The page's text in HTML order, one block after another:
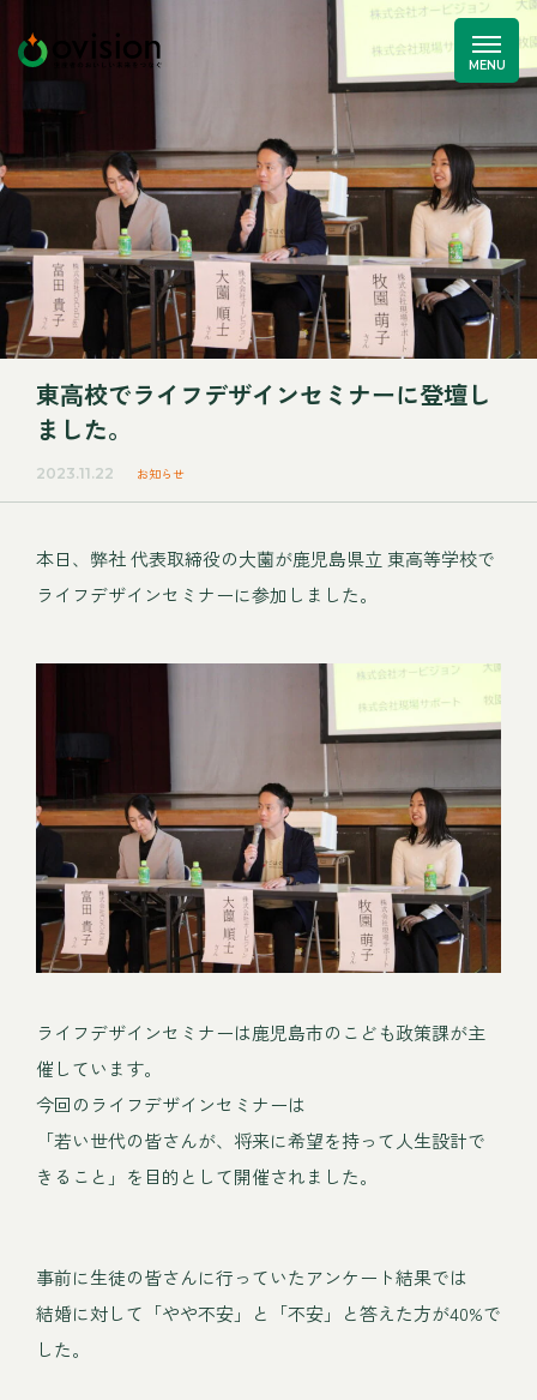
東高校でライフデザインセミナーに登壇し
ました。
2023.11.22 お知らせ
本日、弊社 代表取締役の大薗が鹿児島県立 東高等学校で
ライフデザインセミナーに参加しました。
ライフデザインセミナーは鹿児島市のこども政策課が主
催しています。
今回のライフデザインセミナーは
「若い世代の皆さんが、将来に希望を持って人生設計で
きること」を目的として開催されました。
事前に生徒の皆さんに行っていたアンケート結果では
結婚に対して「やや不安」と「不安」と答えた方が40%で
した。